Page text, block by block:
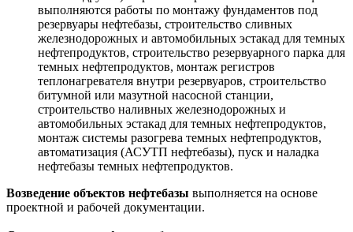
выполняются работы по монтажу фундаментов под
резервуары нефтебазы, строительство сливных
железнодорожных и автомобильных эстакад для темных
нефтепродуктов, строительство резервуарного парка для
темных нефтепродуктов, монтаж регистров
теплонагревателя внутри резервуаров, строительство
битумной или мазутной насосной станции,
строительство наливных железнодорожных и
автомобильных эстакад для темных нефтепродуктов,
монтаж системы разогрева темных нефтепродуктов,
автоматизация (АСУТП нефтебазы), пуск и наладка
нефтебазы темных нефтепродуктов.
Возведение объектов нефтебазы выполняется на основе
проектной и рабочей документации.